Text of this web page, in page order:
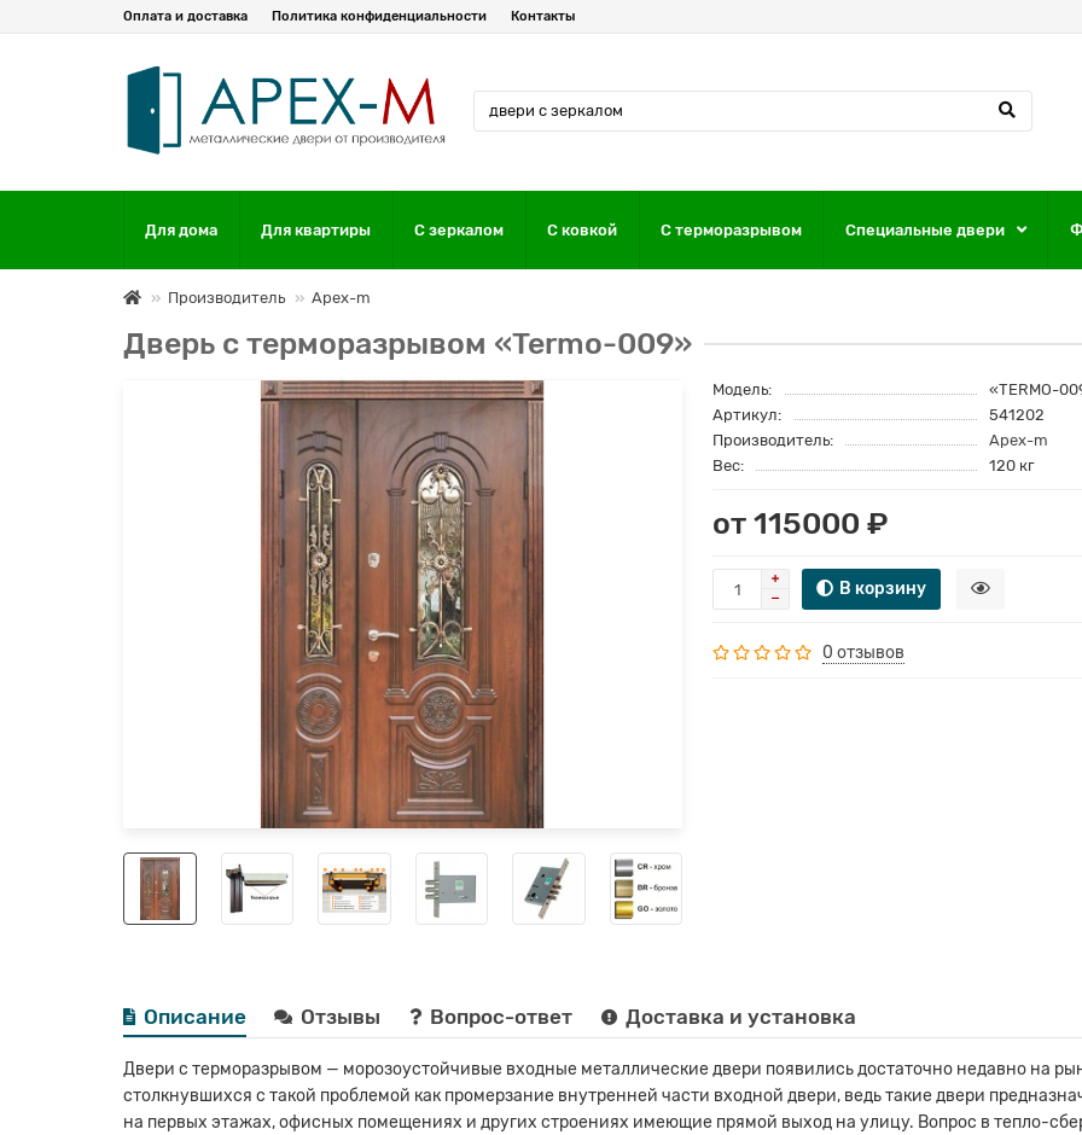
Оплата и доставка Политика конфиденциальности Контакты
Для дома Для квартиры С зеркалом С ковкой С терморазрывом Специальные двери
Производитель Apex-m
Дверь с терморазрывом «Termo-009»
Модель:
«TERMO-
Артикул:
541202
Производитель:
Apex-m
Вес:
120 кг
от 115000 ₽
В корзину
0 отзывов
Описание Отзывы Вопрос-ответ Доставка и установка
Двери с терморазрывом — морозоустойчивые входные металлические двери появились достаточно недавно на
столкнувшихся с такой проблемой как промерзание внутренней части входной двери, ведь такие двери
на первых этажах, офисных помещениях и других строениях имеющие прямой выход на улицу. Вопрос в тепло-